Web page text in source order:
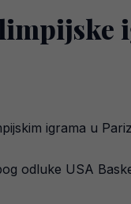
igrama u
odluke USA